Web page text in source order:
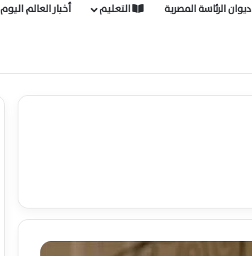
ديوان الرئاسة المصرية التعليم أخبار العالم اليوم